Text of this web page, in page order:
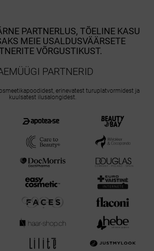
PARTNERLUS, TÕELINE KASU
MEIE USALDUSVÄÄRSETE
VÕRGUSTIKUST.
PARTNERID
erinevatest turuplatvormidest ja
kuulsatest ilusalongidest.